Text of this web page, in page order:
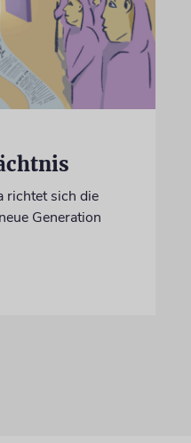
richtet sich die
Generation